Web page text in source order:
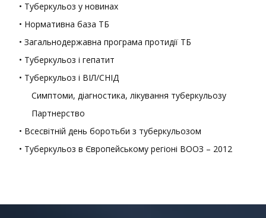
• Туберкульоз у новинах
• Нормативна база ТБ
• Загальнодержавна програма протидії ТБ
• Туберкульоз і гепатит
• Туберкульоз і ВІЛ/СНІД
Симптоми, діагностика, лікування туберкульозу
Партнерство
• Всесвітній день боротьби з туберкульозом
• Туберкульоз в Європейському регіоні ВООЗ – 2012